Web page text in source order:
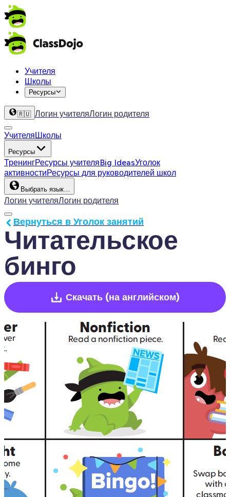
Учителя
Школы
Ресурсы
🇷🇺 Логин учителяЛогин родителя
УчителяШколы
Ресурсы
ТренингРесурсы учителяBig IdeasУголок
активностиРесурсы для руководителей школ
Выбрать язык…
Логин учителяЛогин родителя
Читательское
бинго
Вернуться в Уголок занятий
Скачать (на английском)